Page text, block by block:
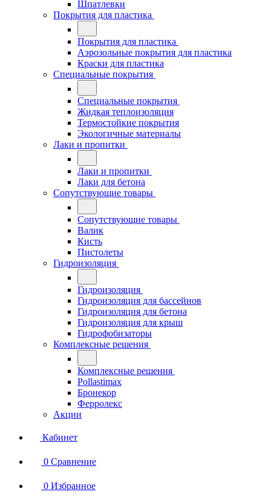
Шпатлевки
Покрытия для пластика
Покрытия для пластика
Аэрозольные покрытия для пластика
Краски для пластика
Специальные покрытия
Специальные покрытия
Жидкая теплоизоляция
Термостойкие покрытия
Экологичные материалы
Лаки и пропитки
Лаки и пропитки
Лаки для бетона
Сопутствующие товары
Сопутствующие товары
Валик
Кисть
Пистолеты
Гидроизоляция
Гидроизоляция
Гидроизоляция для бассейнов
Гидроизоляция для бетона
Гидроизоляция для крыш
Гидрофобизаторы
Комплексные решения
Комплексные решения
Pollastimax
Бронекор
Ферролекс
Акции
Кабинет
0 Сравнение
0 Избранное